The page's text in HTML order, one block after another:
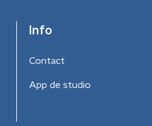
Info
Contact
App de studio